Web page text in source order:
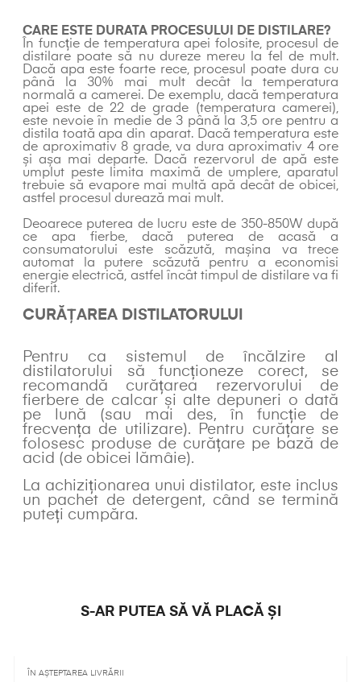
CARE ESTE DURATA PROCESULUI DE DISTILARE?
În funcție de temperatura apei folosite, procesul de
distilare poate să nu dureze mereu la fel de mult.
Dacă apa este foarte rece, procesul poate dura cu
până la 30% mai mult decât la temperatura
normală a camerei. De exemplu, dacă temperatura
apei este de 22 de grade (temperatura camerei),
este nevoie în medie de 3 până la 3,5 ore pentru a
distila toată apa din aparat. Dacă temperatura este
de aproximativ 8 grade, va dura aproximativ 4 ore
și așa mai departe. Dacă rezervorul de apă este
umplut peste limita maximă de umplere, aparatul
trebuie să evapore mai multă apă decât de obicei,
astfel procesul durează mai mult.
Deoarece puterea de lucru este de 350-850W după
ce apa fierbe, dacă puterea de acasă a
consumatorului este scăzută, mașina va trece
automat la putere scăzută pentru a economisi
energie electrică, astfel încât timpul de distilare va fi
diferit.
CURĂȚAREA DISTILATORULUI
Pentru ca sistemul de încălzire al
distilatorului să funcționeze corect, se
recomandă curățarea rezervorului de
fierbere de calcar și alte depuneri o dată
pe lună (sau mai des, în funcție de
frecvența de utilizare). Pentru curățare se
folosesc produse de curățare pe bază de
acid (de obicei lămâie).
La achiziționarea unui distilator, este inclus
un pachet de detergent, când se termină
puteți cumpăra.
S-AR PUTEA SĂ VĂ PLACĂ ȘI
ÎN AȘTEPTAREA LIVRĂRII